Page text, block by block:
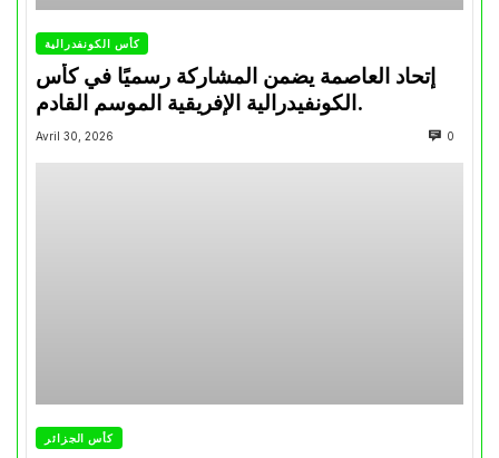
كأس الكونفدرالية
إتحاد العاصمة يضمن المشاركة رسميًا في كأس
الكونفيدرالية الإفريقية الموسم القادم.
Avril 30, 2026 0
كأس الجزائر